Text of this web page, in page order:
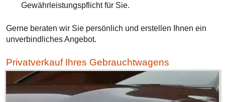
Gewährleistungspflicht für Sie.
Gerne beraten wir Sie persönlich und erstellen Ihnen ein
unverbindliches Angebot.
Privatverkauf Ihres Gebrauchtwagens